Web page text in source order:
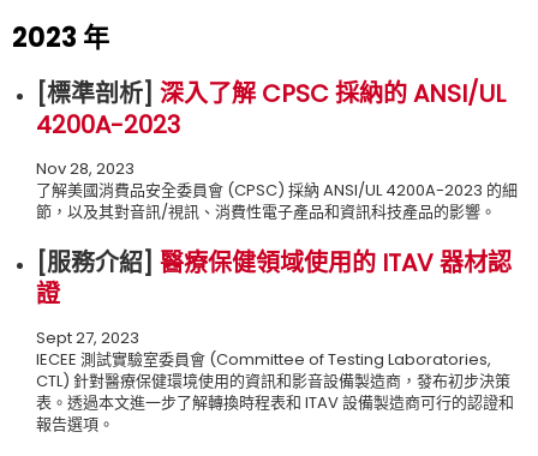
2023 年
[標準剖析] 深入了解 CPSC 採納的 ANSI/UL
4200A-2023
Nov 28, 2023
了解美國消費品安全委員會 (CPSC) 採納 ANSI/UL 4200A-2023 的細
節，以及其對音訊/視訊、消費性電子產品和資訊科技產品的影響。
[服務介紹] 醫療保健領域使用的 ITAV 器材認
證
Sept 27, 2023
IECEE 測試實驗室委員會 (Committee of Testing Laboratories,
CTL) 針對醫療保健環境使用的資訊和影音設備製造商，發布初步決策
表。透過本文進一步了解轉換時程表和 ITAV 設備製造商可行的認證和
報告選項。